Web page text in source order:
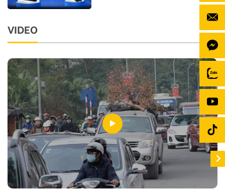
VIDEO